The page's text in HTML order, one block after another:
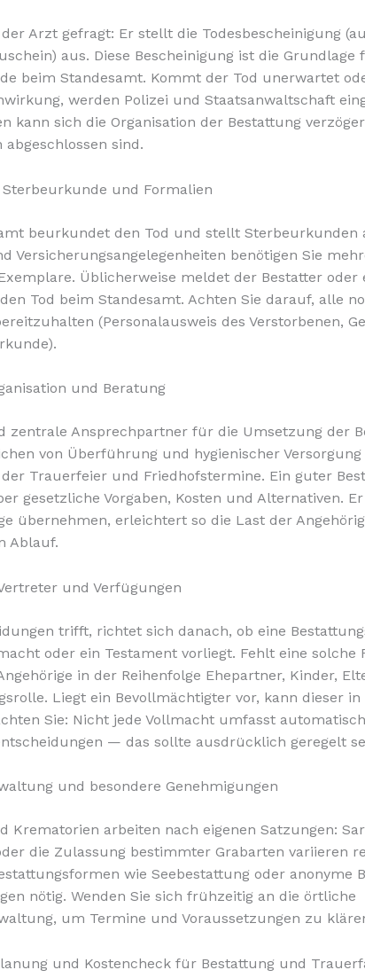
Arzt gefragt: Er stellt die Todesbescheinigung
aus. Diese Bescheinigung ist die Grundlage
beim Standesamt. Kommt der Tod unerwartet
werden Polizei und Staatsanwaltschaft
kann sich die Organisation der Bestattung
sind.
und Formalien
beurkundet den Tod und stellt Sterbeurkunden
Versicherungsangelegenheiten benötigen Sie
Üblicherweise meldet der Bestatter oder
Tod beim Standesamt. Achten Sie darauf, alle
(Personalausweis des Verstorbenen,
und Beratung
zentrale Ansprechpartner für die Umsetzung der
von Überführung und hygienischer
der Trauerfeier und Friedhofstermine. Ein guter
gesetzliche Vorgaben, Kosten und Alternativen.
übernehmen, erleichtert so die Last der
Ablauf.
und Verfügungen
trifft, richtet sich danach, ob eine
oder ein Testament vorliegt. Fehlt eine solche
in der Reihenfolge Ehepartner, Kinder,
Liegt ein Bevollmächtigter vor, kann dieser
Sie: Nicht jede Vollmacht umfasst automatisch
— das sollte ausdrücklich geregelt
und besondere Genehmigungen
Krematorien arbeiten nach eigenen Satzungen:
die Zulassung bestimmter Grabarten variieren
wie Seebestattung oder anonyme
nötig. Wenden Sie sich frühzeitig an die örtliche
um Termine und Voraussetzungen zu
und Kostencheck für Bestattung und